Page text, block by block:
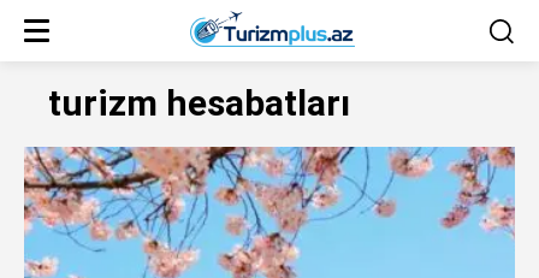
turizm hesabatları